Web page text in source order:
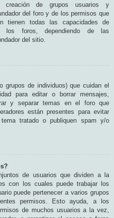
creación de grupos usuarios y
del foro y de los permisos que
tienen todas las capacidades de
los foros, dependiendo de las
del sitio.
grupos de individuos) que cuidan el
para editar o borrar mensajes,
y separar temas en el foro que
están presentes para evitar
tratado o publiquen spam y/o
de usuarios que dividen a la
con los cuales puede trabajar los
puede pertenecer a varios grupos
permisos. Esto ayuda, a los
de muchos usuarios a la vez,